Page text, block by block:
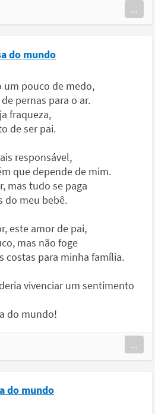
...
do mundo
um pouco de medo,
pernas para o ar.
fraqueza,
de ser pai.
responsável,
que depende de mim.
mas tudo se paga
do meu bebê.
este amor de pai,
mas não foge
costas para minha família.
vivenciar um sentimento
do mundo!
...
do mundo